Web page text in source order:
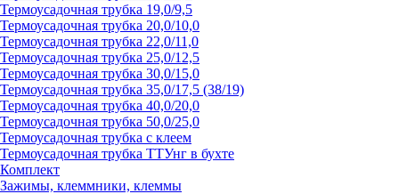
Термоусадочная трубка 19,0/9,5
Термоусадочная трубка 20,0/10,0
Термоусадочная трубка 22,0/11,0
Термоусадочная трубка 25,0/12,5
Термоусадочная трубка 30,0/15,0
Термоусадочная трубка 35,0/17,5 (38/19)
Термоусадочная трубка 40,0/20,0
Термоусадочная трубка 50,0/25,0
Термоусадочная трубка с клеем
Термоусадочная трубка ТТУнг в бухте
Комплект
Зажимы, клеммники, клеммы